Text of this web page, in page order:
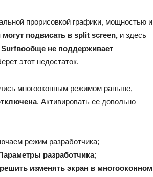
прорисовкой графики, мощностью и
подвисать в split screen, и здесь
не поддерживает
этот недостаток.
многооконным режимом раньше,
. Активировать ее довольно
режим разработчика;
разработчика;
изменять экран в многооконном